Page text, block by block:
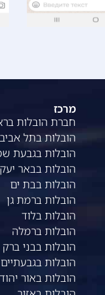
מרכז
חברת הובלות
הובלות בתל אביב
הובלות בגבעת
הובלות בבאר
הובלות בבת ים
הובלות ברמת גן
הובלות בלוד
הובלות ברמלה
הובלות בבני ברק
הובלות בגבעתיים
הובלות באור